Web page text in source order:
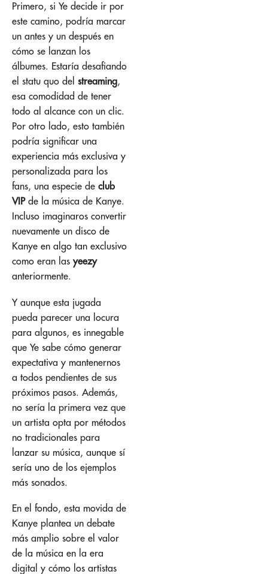
Primero, si Ye decide ir por
este camino, podría marcar
un antes y un después en
cómo se lanzan los
álbumes. Estaría desafiando
el statu quo del streaming,
esa comodidad de tener
todo al alcance con un clic.
Por otro lado, esto también
podría significar una
experiencia más exclusiva y
personalizada para los
fans, una especie de club
VIPde la música de Kanye.
Incluso imaginaros convertir
nuevamente un disco de
Kanye en algo tan exclusivo
como eran lasyeezy
anteriormente.
Y aunque esta jugada
pueda parecer una locura
para algunos, es innegable
que Ye sabe cómo generar
expectativa y mantenernos
a todos pendientes de sus
próximos pasos. Además,
no sería la primera vez que
un artista opta por métodos
no tradicionales para
lanzar su música, aunque sí
sería uno de los ejemplos
más sonados.
En el fondo, esta movida de
Kanye plantea un debate
más amplio sobre el valor
de la música en la era
digital y cómo los artistas